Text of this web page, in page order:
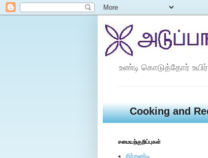
உண்டி கொடுத்தோர்
Cooking and
சமையற்குறிப்புகள்
சிற்றுண்டி